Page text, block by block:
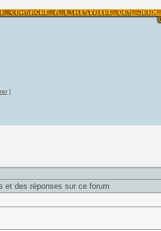
]
et des réponses sur ce forum